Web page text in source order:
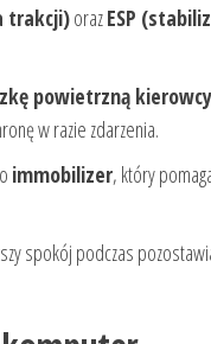
trakcji)orazESP
powietrzną kierowcy
w razie zdarzenia.
immobilizer, który
spokój podczas